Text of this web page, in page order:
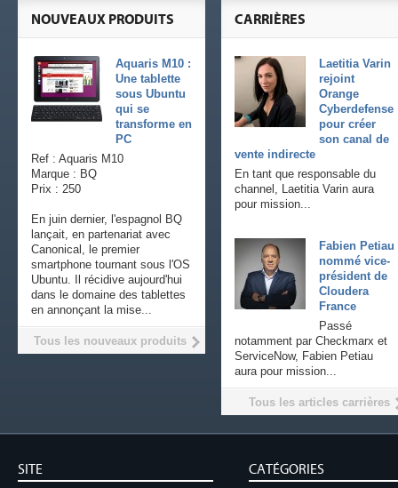
CARRIÈRES
Laetitia Varin
rejoint
Orange
Cyberdefense
pour créer
son canal de
vente indirecte
En tant que responsable du
channel, Laetitia Varin aura
pour mission...
Fabien Petiau
nommé vice-
président de
Cloudera
France
Passé
notamment par Checkmarx et
ServiceNow, Fabien Petiau
aura pour mission...
Tous les articles carrières
NOUVEAUX PRODUITS
Aquaris M10 :
Une tablette
sous Ubuntu
qui se
transforme en
PC
Ref : Aquaris M10
Marque : BQ
Prix : 250
En juin dernier, l'espagnol BQ
lançait, en partenariat avec
Canonical, le premier
smartphone tournant sous l'OS
Ubuntu. Il récidive aujourd'hui
dans le domaine des tablettes
en annonçant la mise...
Tous les nouveaux produits
SITE CATÉGORIES